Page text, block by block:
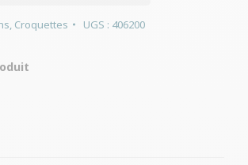
, Croquettes UGS : 406200